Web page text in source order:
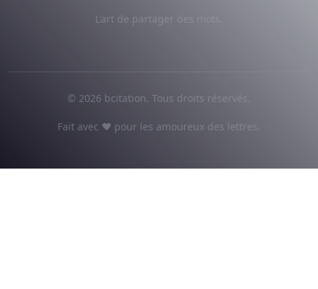
L'art de partager des mots.
© 2026 bcitation. Tous droits réservés.
Fait avec ♥ pour les amoureux des lettres.